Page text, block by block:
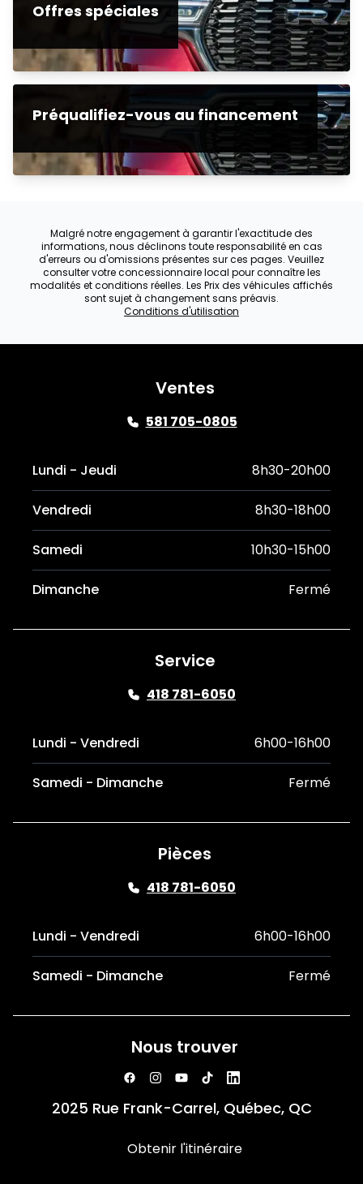
Offres spéciales
Préqualifiez-vous au financement
Malgré notre engagement à garantir l'exactitude des
informations, nous déclinons toute responsabilité en cas
d'erreurs ou d'omissions présentes sur ces pages. Veuillez
consulter votre concessionnaire local pour connaître les
modalités et conditions réelles. Les Prix des véhicules affichés
sont sujet à changement sans préavis.
Conditions d'utilisation
Ventes
581 705-0805
Lundi - Jeudi 8h30-20h00
Vendredi 8h30-18h00
Samedi 10h30-15h00
Dimanche Fermé
Service
418 781-6050
Lundi - Vendredi 6h00-16h00
Samedi - Dimanche Fermé
Pièces
418 781-6050
Lundi - Vendredi 6h00-16h00
Samedi - Dimanche Fermé
Nous trouver
2025 Rue Frank-Carrel, Québec, QC
Obtenir l'itinéraire